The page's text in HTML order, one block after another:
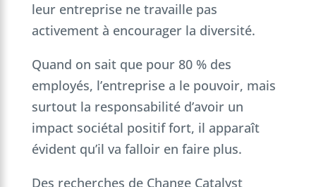
leur entreprise ne travaille pas
activement à encourager la diversité.
Quand on sait que pour 80 % des
employés, l’entreprise a le pouvoir, mais
surtout la responsabilité d’avoir un
impact sociétal positif fort, il apparaît
évident qu’il va falloir en faire plus.
Des recherches de Change Catalyst